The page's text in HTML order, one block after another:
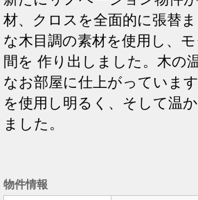
材、クロスを全面的に張替
な木目調の素材を使用し、
間を 作り出しました。木の
なお部屋に仕上がっていま
を使用し明るく、そして温
ました。
物件情報